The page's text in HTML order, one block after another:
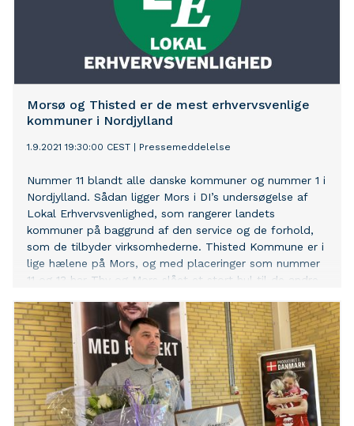
Morsø og Thisted er de mest erhvervsvenlige
kommuner i Nordjylland
1.9.2021 19:30:00 CEST Pressemeddelelse
Nummer 11 blandt alle danske kommuner og nummer 1 i
Nordjylland. Sådan ligger Mors i DI’s undersøgelse af
Lokal Erhvervsvenlighed, som rangerer landets
kommuner på baggrund af den service og de forhold,
som de tilbyder virksomhederne. Thisted Kommune er i
lige hælene på Mors, og med placeringer som nummer
11 og 13 har Thy og Mors slået et stort hul til de andre